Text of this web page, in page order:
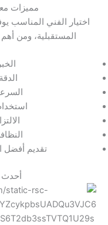
مميزات
اختيار الفني المناسب
المستقبلية، ومن
تقديم أفضل
أحدث